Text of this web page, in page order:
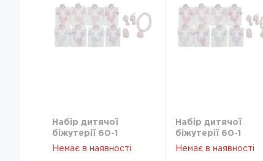
Набір дитячої
біжутерії 60-1
Немає в наявності
Набір дитячої
біжутерії 60-1
Немає в наявності